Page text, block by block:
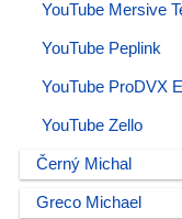
YouTube Mersive
YouTube Peplink
YouTube ProDVX
YouTube Zello
Černý Michal
Greco Michael